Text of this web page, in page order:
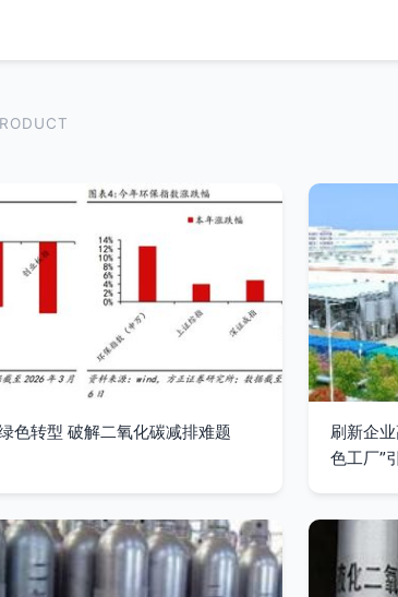
色转型 破解二氧化碳减排难题
刷新企
色工厂”